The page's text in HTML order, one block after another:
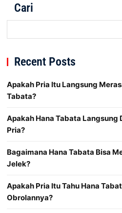
Cari
Recent Posts
Apakah Pria Itu Langsung
Tabata?
Apakah Hana Tabata Langsung
Pria?
Bagaimana Hana Tabata Bisa
Jelek?
Apakah Pria Itu Tahu Hana
Obrolannya?